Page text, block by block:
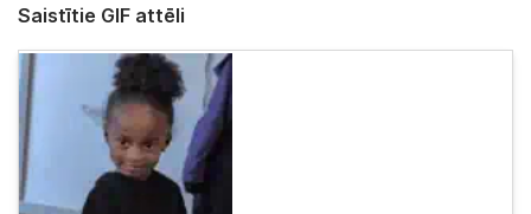
Saistītie GIF attēli